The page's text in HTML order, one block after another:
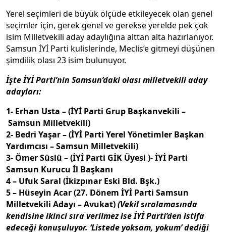
Yerel seçimleri de büyük ölçüde etkileyecek olan genel
seçimler için, gerek genel ve gerekse yerelde pek çok
isim Milletvekili aday adaylığına alttan alta hazırlanıyor.
Samsun İYİ Parti kulislerinde, Meclis’e gitmeyi düşünen
şimdilik olası 23 isim bulunuyor.
İşte İYİ Parti’nin Samsun’daki olası milletvekili aday
adayları:
1- Erhan Usta – (İYİ Parti Grup Başkanvekili –
Samsun Milletvekili)
2- Bedri Yaşar – (İYİ Parti Yerel Yönetimler Başkan
Yardımcısı – Samsun Milletvekili)
3- Ömer Süslü – (İYİ Parti GİK Üyesi )- İYİ Parti
Samsun Kurucu İl Başkanı
4 – Ufuk Saral (İkizpınar Eski Bld. Bşk.)
5 – Hüseyin Acar (27. Dönem İYİ Parti Samsun
Milletvekili Adayı – Avukat)(Vekil sıralamasında
kendisine ikinci sıra verilmez ise İYİ Parti’den istifa
edeceği konuşuluyor. ‘Listede yoksam, yokum’ dediği